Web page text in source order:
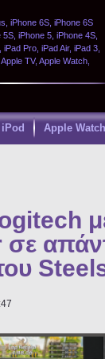
iPhone 6S, iPhone 6S
iPhone 5, iPhone 4S,
Pro, iPad Air, iPad 3,
TV, Apple Watch,
iPod Apple Watch